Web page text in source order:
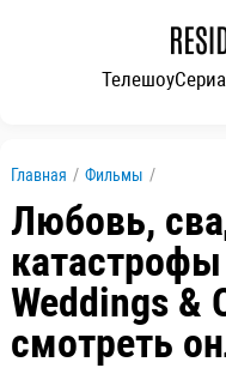
Телешоу
Главная / Фильмы /
Любовь,
Weddings &
смотреть